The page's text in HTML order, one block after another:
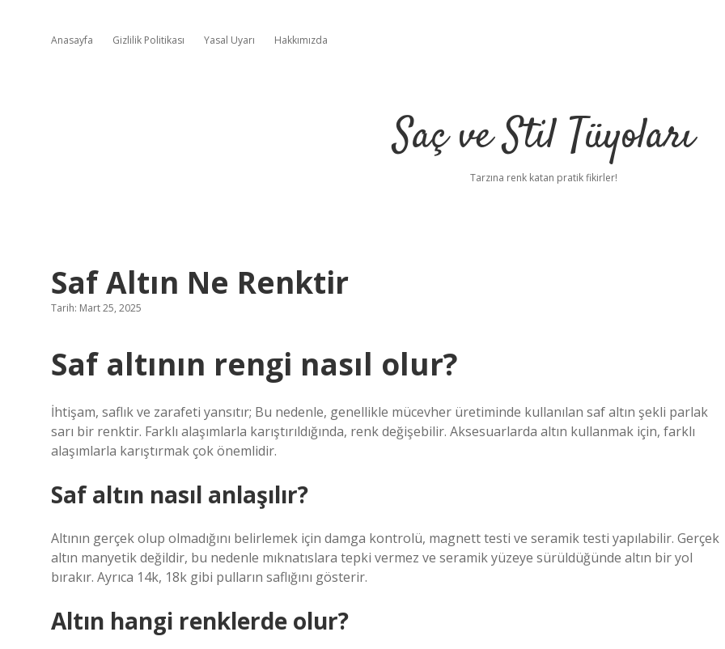
Anasayfa Gizlilik Politikası Yasal Uyarı Hakkımızda
Saç ve Stil Tüyoları
Tarzına renk katan pratik fikirler!
Saf Altın Ne Renktir
Tarih: Mart 25, 2025
Saf altının rengi nasıl olur?
İhtişam, saflık ve zarafeti yansıtır; Bu nedenle, genellikle mücevher üretiminde kullanılan saf altın şekli parlak
sarı bir renktir. Farklı alaşımlarla karıştırıldığında, renk değişebilir. Aksesuarlarda altın kullanmak için, farklı
alaşımlarla karıştırmak çok önemlidir.
Saf altın nasıl anlaşılır?
Altının gerçek olup olmadığını belirlemek için damga kontrolü, magnett testi ve seramik testi yapılabilir. Gerçek
altın manyetik değildir, bu nedenle mıknatıslara tepki vermez ve seramik yüzeye sürüldüğünde altın bir yol
bırakır. Ayrıca 14k, 18k gibi pulların saflığını gösterir.
Altın hangi renklerde olur?